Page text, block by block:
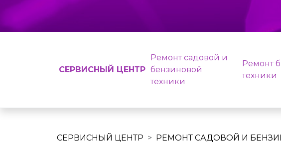
СЕРВИСНЫЙ ЦЕНТР
Ремонт садовой и
бензиновой
техники
Ремонт
техники
СЕРВИСНЫЙ ЦЕНТР РЕМОНТ САДОВОЙ И